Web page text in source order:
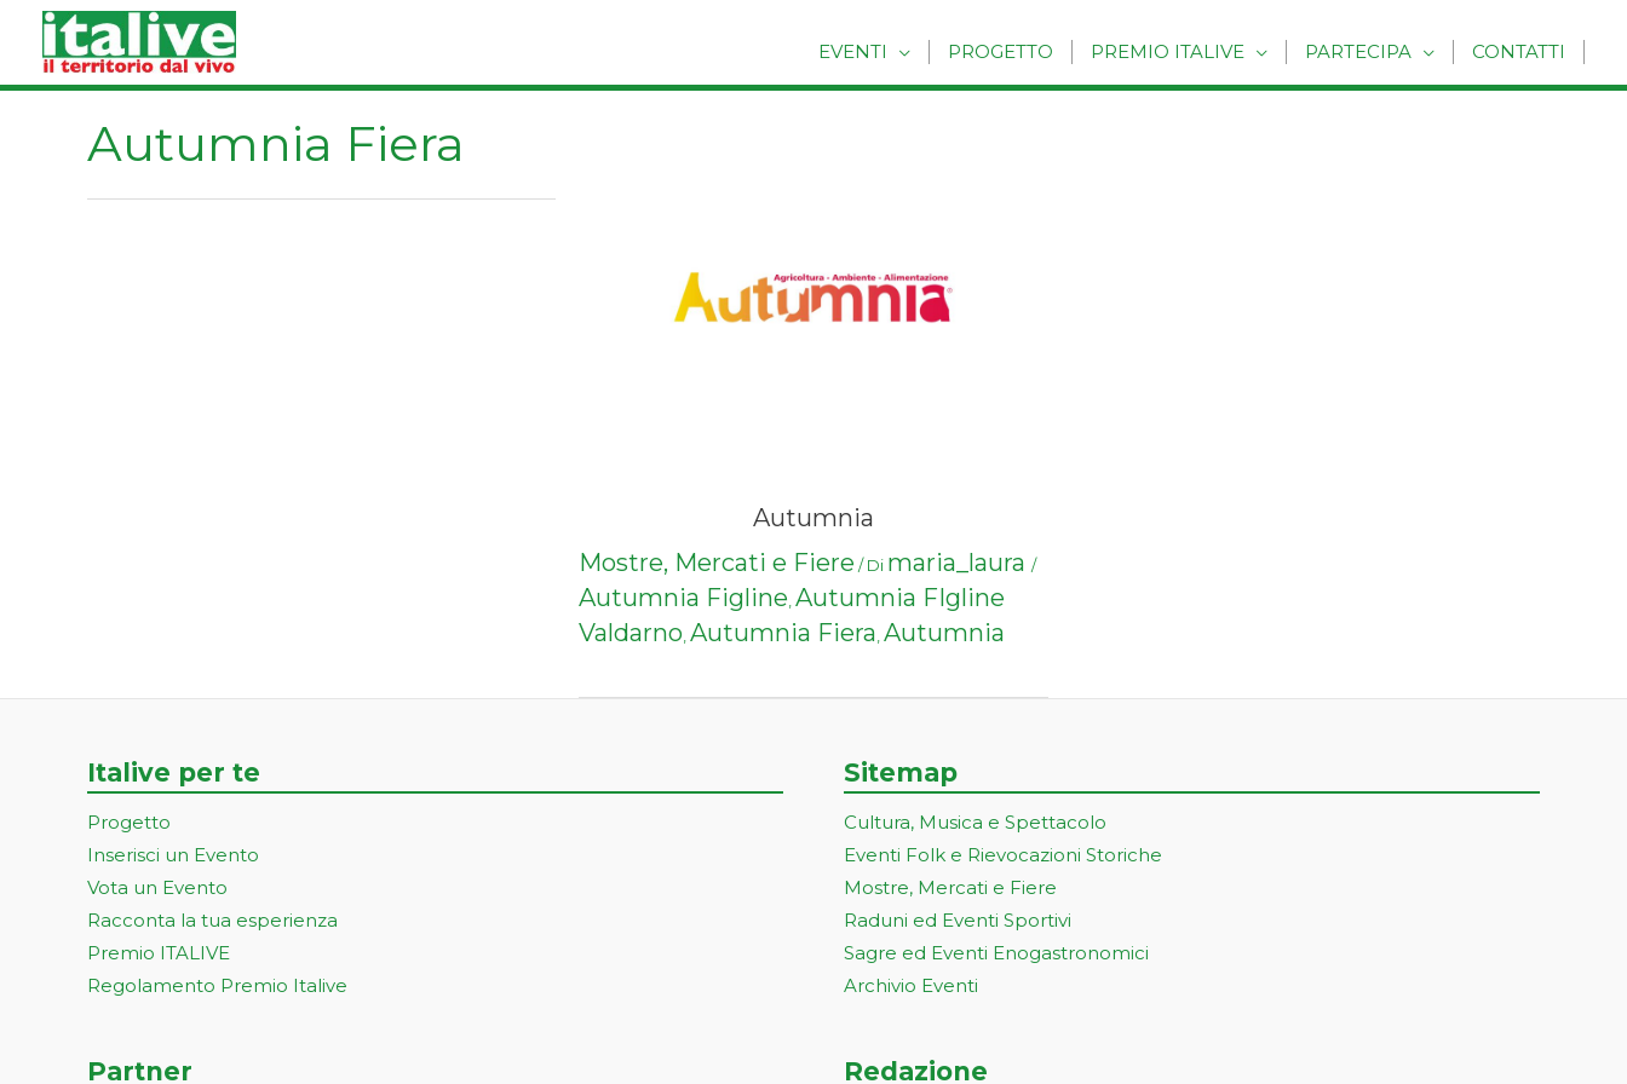
contenuto
EVENTI PROGETTO PREMIO ITALIVE PARTECIPA CONTATTI
Autumnia Fiera
Autumnia
Mostre, Mercati e Fiere / Di maria_laura /
Autumnia Figline,Autumnia FIgline
Valdarno,Autumnia Fiera,Autumnia
Italive per te
Progetto
Inserisci un Evento
Vota un Evento
Racconta la tua esperienza
Premio ITALIVE
Regolamento Premio Italive
Partner
Sitemap
Cultura, Musica e Spettacolo
Eventi Folk e Rievocazioni Storiche
Mostre, Mercati e Fiere
Raduni ed Eventi Sportivi
Sagre ed Eventi Enogastronomici
Archivio Eventi
Redazione